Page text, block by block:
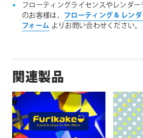
フローティングライセンスやレンダ
のお客様は、 フローティング & レン
フォーム よりお問い合わせください。
関連製品